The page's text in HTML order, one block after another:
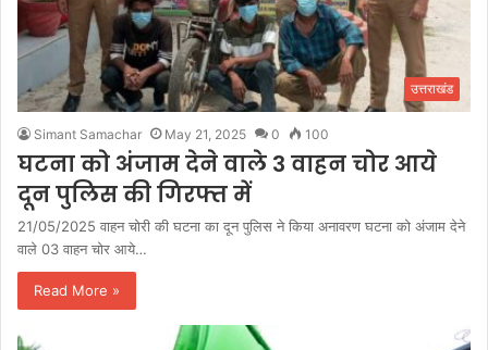
उत्तराखंड
Simant Samachar May 21, 2025 0 100
घटना को अंजाम देने वाले 3 वाहन चोर आये
दून पुलिस की गिरफ्त में
21/05/2025 वाहन चोरी की घटना का दून पुलिस ने किया अनावरण घटना को अंजाम देने
वाले 03 वाहन चोर आये…
Read More »